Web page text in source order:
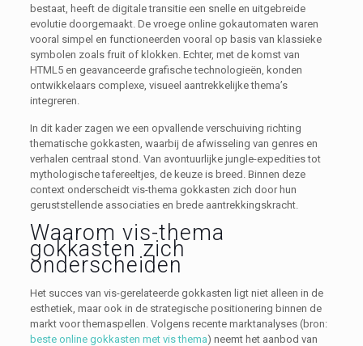
bestaat, heeft de digitale transitie een snelle en uitgebreide
evolutie doorgemaakt. De vroege online gokautomaten waren
vooral simpel en functioneerden vooral op basis van klassieke
symbolen zoals fruit of klokken. Echter, met de komst van
HTML5 en geavanceerde grafische technologieën, konden
ontwikkelaars complexe, visueel aantrekkelijke thema’s
integreren.
In dit kader zagen we een opvallende verschuiving richting
thematische gokkasten, waarbij de afwisseling van genres en
verhalen centraal stond. Van avontuurlijke jungle-expedities tot
mythologische tafereeltjes, de keuze is breed. Binnen deze
context onderscheidt vis-thema gokkasten zich door hun
geruststellende associaties en brede aantrekkingskracht.
Waarom vis-thema
gokkasten zich
onderscheiden
Het succes van vis-gerelateerde gokkasten ligt niet alleen in de
esthetiek, maar ook in de strategische positionering binnen de
markt voor themaspellen. Volgens recente marktanalyses (bron:
beste online gokkasten met vis thema) neemt het aanbod van